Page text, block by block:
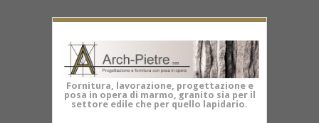
Fornitura, lavorazione, progettazione e
posa in opera di marmo, granito sia per il
settore edile che per quello lapidario.